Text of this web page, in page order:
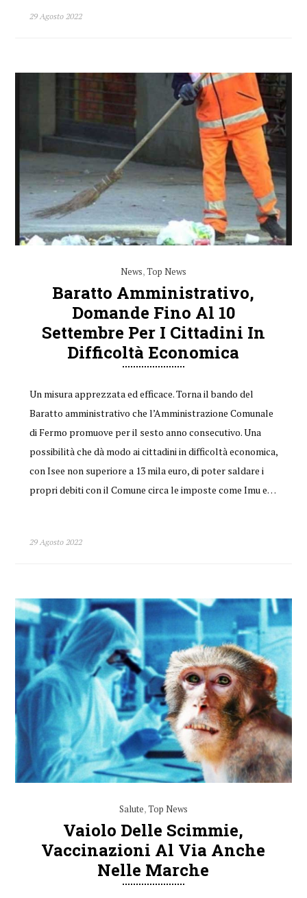
29 Agosto 2022
News,Top News
Baratto Amministrativo,
Domande Fino Al 10
Settembre Per I Cittadini In
Difficoltà Economica
Un misura apprezzata ed efficace. Torna il bando del
Baratto amministrativo che l’Amministrazione Comunale
di Fermo promuove per il sesto anno consecutivo. Una
possibilità che dà modo ai cittadini in difficoltà economica,
con Isee non superiore a 13 mila euro, di poter saldare i
propri debiti con il Comune circa le imposte come Imu e…
29 Agosto 2022
Salute,Top News
Vaiolo Delle Scimmie,
Vaccinazioni Al Via Anche
Nelle Marche